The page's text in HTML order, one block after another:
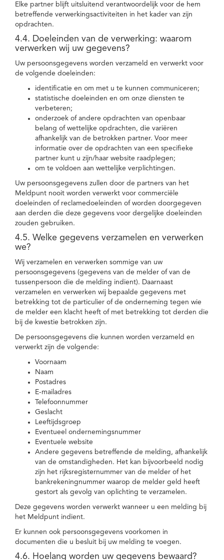
Elke partner blijft uitsluitend verantwoordelijk voor de hem
betreffende verwerkingsactiviteiten in het kader van zijn
opdrachten.
4.4. Doeleinden van de verwerking: waarom
verwerken wij uw gegevens?
Uw persoonsgegevens worden verzameld en verwerkt voor
de volgende doeleinden:
identificatie en om met u te kunnen communiceren;
statistische doeleinden en om onze diensten te
verbeteren;
onderzoek of andere opdrachten van openbaar
belang of wettelijke opdrachten, die variëren
afhankelijk van de betrokken partner. Voor meer
informatie over de opdrachten van een specifieke
partner kunt u zijn/haar website raadplegen;
om te voldoen aan wettelijke verplichtingen.
Uw persoonsgegevens zullen door de partners van het
Meldpunt nooit worden verwerkt voor commerciële
doeleinden of reclamedoeleinden of worden doorgegeven
aan derden die deze gegevens voor dergelijke doeleinden
zouden gebruiken.
4.5. Welke gegevens verzamelen en verwerken
we?
Wij verzamelen en verwerken sommige van uw
persoonsgegevens (gegevens van de melder of van de
tussenpersoon die de melding indient). Daarnaast
verzamelen en verwerken wij bepaalde gegevens met
betrekking tot de particulier of de onderneming tegen wie
de melder een klacht heeft of met betrekking tot derden die
bij de kwestie betrokken zijn.
De persoonsgegevens die kunnen worden verzameld en
verwerkt zijn de volgende:
Voornaam
Naam
Postadres
E-mailadres
Telefoonnummer
Geslacht
Leeftijdsgroep
Eventueel ondernemingsnummer
Eventuele website
Andere gegevens betreffende de melding, afhankelijk
van de omstandigheden. Het kan bijvoorbeeld nodig
zijn het rijksregisternummer van de melder of het
bankrekeningnummer waarop de melder geld heeft
gestort als gevolg van oplichting te verzamelen.
Deze gegevens worden verwerkt wanneer u een melding bij
het Meldpunt indient.
Er kunnen ook persoonsgegevens voorkomen in
documenten die u besluit bij uw melding te voegen.
4.6. Hoelang worden uw gegevens bewaard?